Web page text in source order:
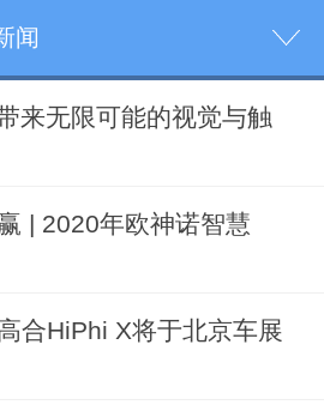
闻
神诺落户宝鸡 带来无限可能的视觉与触
| 2020年欧神诺智慧
合HiPhi X将于北京车展